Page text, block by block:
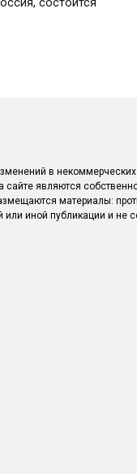
состоится
в
являются
материалы:
или иной публикации и